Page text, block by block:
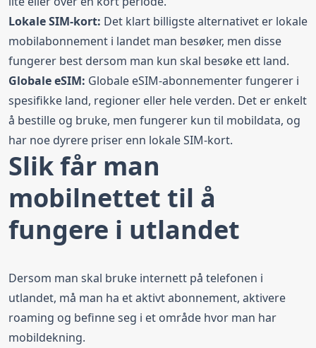
Lokale SIM-kort: Det klart billigste alternativet er lokale
mobilabonnement i landet man besøker, men disse
fungerer best dersom man kun skal besøke ett land.
Globale eSIM: Globale eSIM-abonnementer fungerer i
spesifikke land, regioner eller hele verden. Det er enkelt
å bestille og bruke, men fungerer kun til mobildata, og
har noe dyrere priser enn lokale SIM-kort.
Slik får man
mobilnettet til å
fungere i utlandet
Dersom man skal bruke internett på telefonen i
utlandet, må man ha et aktivt abonnement, aktivere
roaming og befinne seg i et område hvor man har
mobildekning.